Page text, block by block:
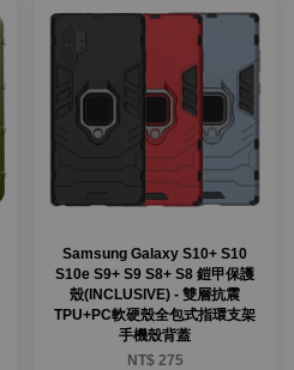
Samsung Galaxy S10+ S10
S10e S9+ S9 S8+ S8 鎧甲保護
殼(INCLUSIVE) - 雙層抗震
TPU+PC軟硬殼全包式指環支架
手機殼背蓋
NT$ 275